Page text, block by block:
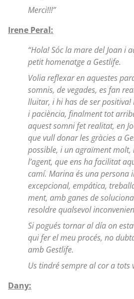
Merci!!!”
Irene Peral:
“Hola! Sóc la mare del Joan i
petit homenatge a Gestlife.
Volia reflexar en aquestes
somnis, de vegades, es fan
lluitar, i hi has de ser positiva!
i paciència, finalment tot
aquest somni fet realitat, en
que vull donar les gràcies a
possible, i un agraïment molt,
l’agent, que ens ha facilitat
camí. Marina és una persona
excepcional, empática,
ment, amb ganes de
resoldre qualsevol
Si pogués tornar al día on
qui fer el meu procés, no
amb Gestlife.
Us tindré sempre al cor a tots
Dany: